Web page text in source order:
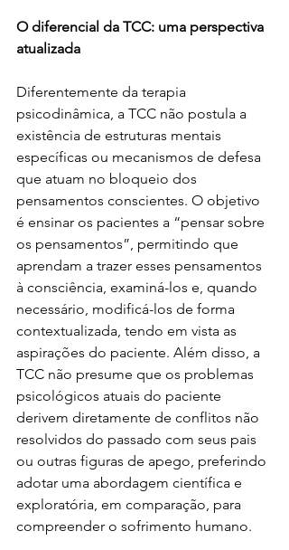
O diferencial da TCC: uma perspectiva
atualizada
Diferentemente da terapia
psicodinâmica, a TCC não postula a
existência de estruturas mentais
específicas ou mecanismos de defesa
que atuam no bloqueio dos
pensamentos conscientes. O objetivo
é ensinar os pacientes a “pensar sobre
os pensamentos”, permitindo que
aprendam a trazer esses pensamentos
à consciência, examiná-los e, quando
necessário, modificá-los de forma
contextualizada, tendo em vista as
aspirações do paciente. Além disso, a
TCC não presume que os problemas
psicológicos atuais do paciente
derivem diretamente de conflitos não
resolvidos do passado com seus pais
ou outras figuras de apego, preferindo
adotar uma abordagem científica e
exploratória, em comparação, para
compreender o sofrimento humano.